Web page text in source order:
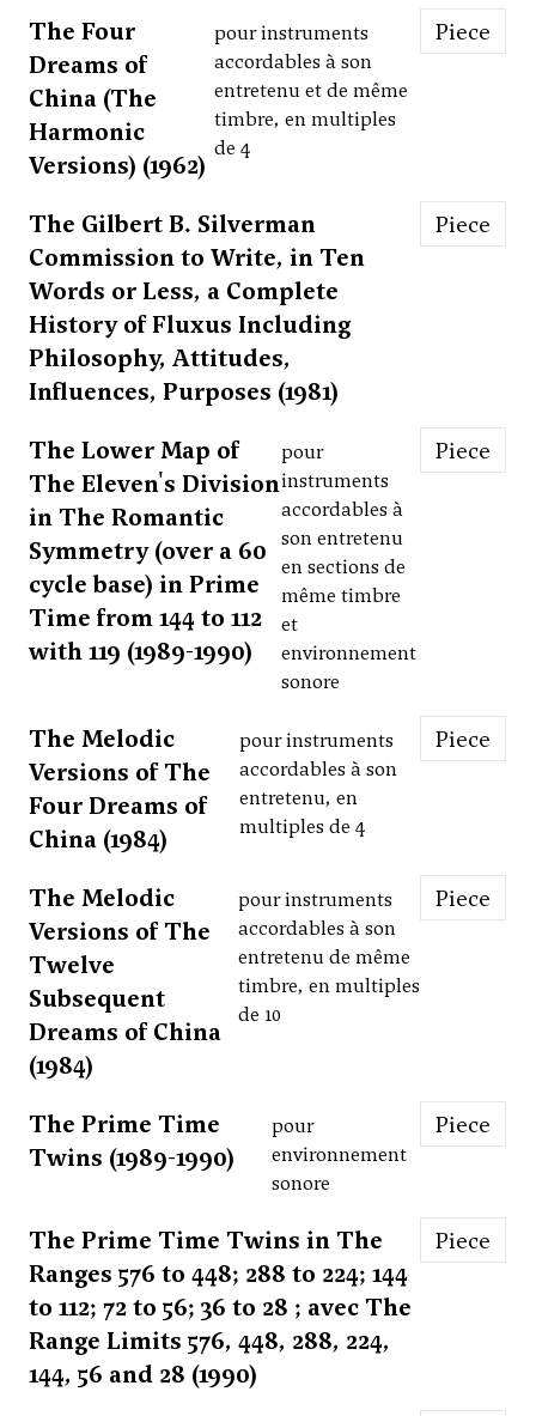
The Four
Dreams of
China (The
Harmonic
Versions) (1962)
pour instruments
accordables à son
entretenu et de même
timbre, en multiples
de 4
Piece
The Gilbert B. Silverman
Commission to Write, in Ten
Words or Less, a Complete
History of Fluxus Including
Philosophy, Attitudes,
Influences, Purposes (1981)
Piece
The Lower Map of
The Eleven's Division
in The Romantic
Symmetry (over a 60
cycle base) in Prime
Time from 144 to 112
with 119 (1989-1990)
pour
instruments
accordables à
son entretenu
en sections de
même timbre
et
environnement
sonore
Piece
The Melodic
Versions of The
Four Dreams of
China (1984)
pour instruments
accordables à son
entretenu, en
multiples de 4
Piece
The Melodic
Versions of The
Twelve
Subsequent
Dreams of China
(1984)
pour instruments
accordables à son
entretenu de même
timbre, en multiples
de 10
Piece
The Prime Time
Twins (1989-1990)
pour
environnement
sonore
Piece
The Prime Time Twins in The
Ranges 576 to 448; 288 to 224; 144
to 112; 72 to 56; 36 to 28 ; avec The
Range Limits 576, 448, 288, 224,
144, 56 and 28 (1990)
Piece